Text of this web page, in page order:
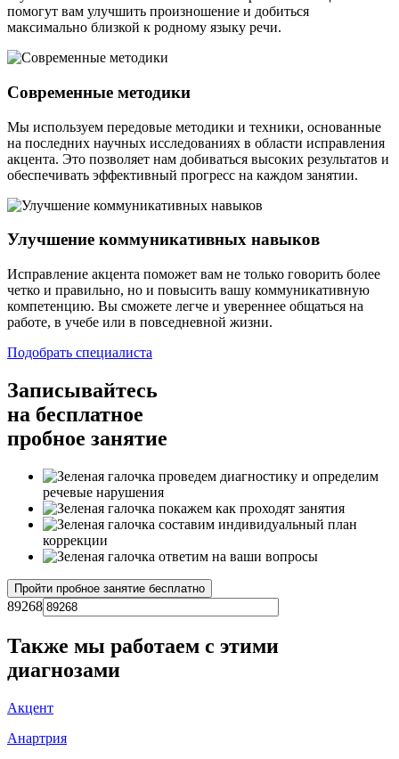
помогут вам улучшить произношение и добиться
максимально близкой к родному языку речи.
Современные методики
Мы используем передовые методики и техники, основанные
на последних научных исследованиях в области исправления
акцента. Это позволяет нам добиваться высоких результатов и
обеспечивать эффективный прогресс на каждом занятии.
Улучшение коммуникативных навыков
Исправление акцента поможет вам не только говорить более
четко и правильно, но и повысить вашу коммуникативную
компетенцию. Вы сможете легче и увереннее общаться на
работе, в учебе или в повседневной жизни.
Подобрать специалиста
Записывайтесь
на бесплатное
пробное занятие
проведем диагностику и определим
речевые нарушения
покажем как проходят занятия
составим индивидуальный план
коррекции
ответим на ваши вопросы
89268
Также мы работаем с этими
диагнозами
Акцент
Анартрия